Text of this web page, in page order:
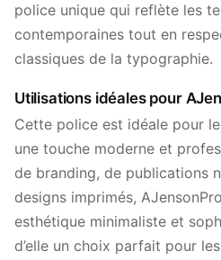
police unique qui reflète les
contemporaines tout en
classiques de la typographie.
Utilisations idéales pour
Cette police est idéale pour
une touche moderne et
de branding, de publications
designs imprimés,
esthétique minimaliste et
d’elle un choix parfait pour